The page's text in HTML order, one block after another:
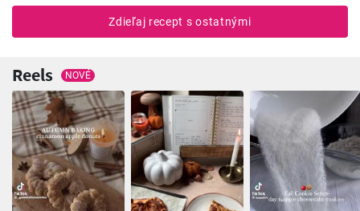
Zdieľaj recept s ostatnými
Reels NOVÉ